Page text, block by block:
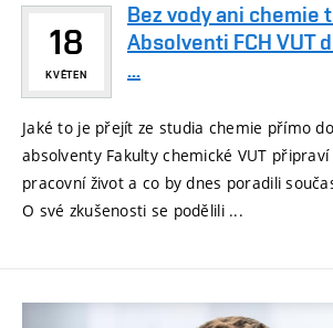
18
KVĚTEN
Bez vody ani chemie
Absolventi FCH VUT
...
Jaké to je přejít ze studia chemie přímo
absolventy Fakulty chemické VUT
pracovní život a co by dnes poradili
O své zkušenosti se podělili ...